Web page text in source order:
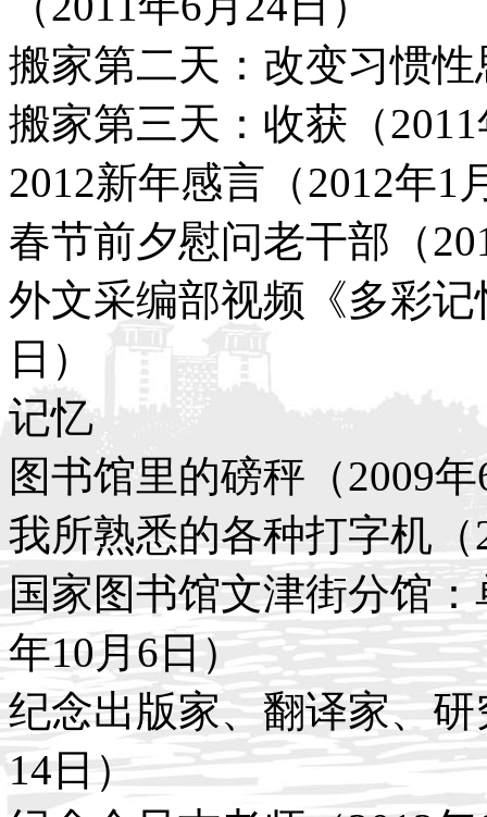
搬家第二天：改变习惯
搬家第三天：收获（
2012新年感言（2012年1
春节前夕慰问老干部（
外文采编部视频《多彩
日）
记忆
图书馆里的磅秤（2009
我所熟悉的各种打字机
国家图书馆文津街分馆
年10月6日）
纪念出版家、翻译家、
14日）